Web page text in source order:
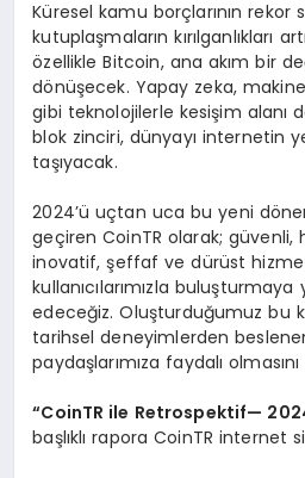
Küresel kamu borçlarının rekor
kutuplaşmaların kırılganlıkları
özellikle Bitcoin, ana akım bir
dönüşecek. Yapay zeka,
gibi teknolojilerle kesişim alanı
blok zinciri, dünyayı internetin
taşıyacak.
2024’ü uçtan uca bu yeni
geçiren CoinTR olarak; güvenli,
inovatif, şeffaf ve dürüst hizmet
kullanıcılarımızla
edeceğiz. Oluşturduğumuz bu
tarihsel deneyimlerden
paydaşlarımıza faydalı olmasını
“CoinTR ile Retrospektif—
başlıklı rapora CoinTR internet